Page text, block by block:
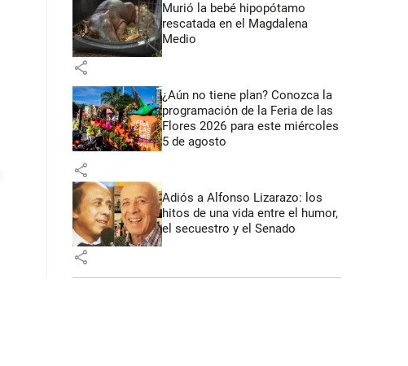
Murió la bebé hipopótamo
rescatada en el Magdalena
Medio
share
¿Aún no tiene plan? Conozca la
programación de la Feria de las
Flores 2026 para este miércoles
5 de agosto
share
Adiós a Alfonso Lizarazo: los
hitos de una vida entre el humor,
el secuestro y el Senado
share